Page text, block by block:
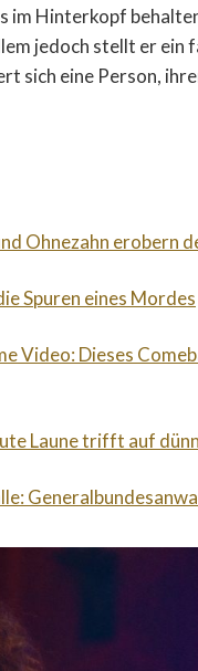
im Hinterkopf
jedoch stellt er ein
sich eine Person,
Ohnezahn erobern
Spuren eines Mordes
Video: Dieses
Laune trifft auf